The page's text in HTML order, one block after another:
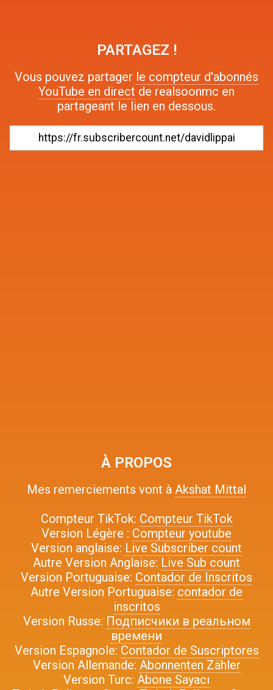
PARTAGEZ !
Vous pouvez partager le compteur d'abonnés
YouTube en direct de realsoonmc en
partageant le lien en dessous.
À PROPOS
Mes remerciements vont à Akshat Mittal
Compteur TikTok: Compteur TikTok
Version Légère : Compteur youtube
Version anglaise: Live Subscriber count
Autre Version Anglaise: Live Sub count
Version Portuguaise: Contador de Inscritos
Autre Version Portuguaise: contador de
inscritos
Version Russe: Подписчики в реальном
времени
Version Espagnole: Contador de Suscriptores
Version Allemande: Abonnenten Zähler
Version Turc: Abone Sayacı